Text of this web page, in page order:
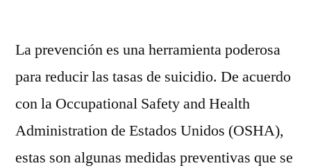
La prevención es una herramienta poderosa
para reducir las tasas de suicidio. De acuerdo
con la Occupational Safety and Health
Administration de Estados Unidos (OSHA),
estas son algunas medidas preventivas que se